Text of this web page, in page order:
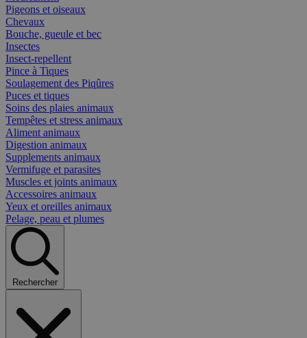
Pigeons et oiseaux
Chevaux
Bouche, gueule et bec
Insectes
Insect-repellent
Pince à Tiques
Soulagement des Piqûres
Puces et tiques
Soins des plaies animaux
Tempêtes et stress animaux
Aliment animaux
Digestion animaux
Supplements animaux
Vermifuge et parasites
Muscles et joints animaux
Accessoires animaux
Yeux et oreilles animaux
Pelage, peau et plumes
Rechercher